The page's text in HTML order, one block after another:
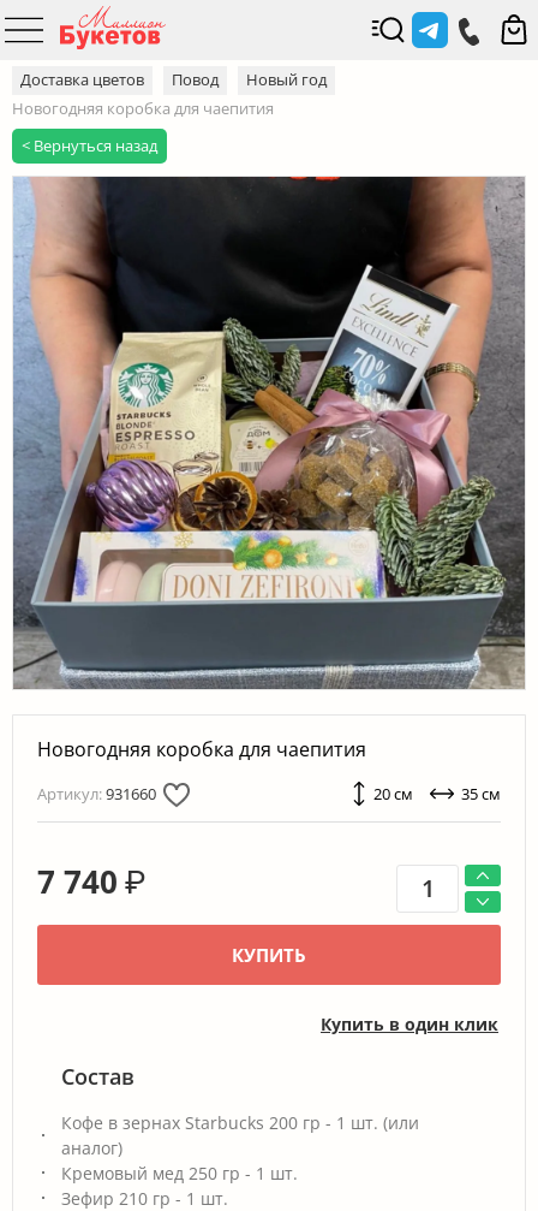
Доставка цветов Повод
Новый год
Новогодняя коробка для чаепития
< Вернуться назад
Новогодняя коробка для чаепития
Артикул:931660 20 см 35 см
7 740 ₽
КУПИТЬ
Купить в один клик
Состав
Кофе в зернах Starbucks 200 гр - 1 шт. (или
аналог)
Кремовый мед 250 гр - 1 шт.
Зефир 210 гр - 1 шт.